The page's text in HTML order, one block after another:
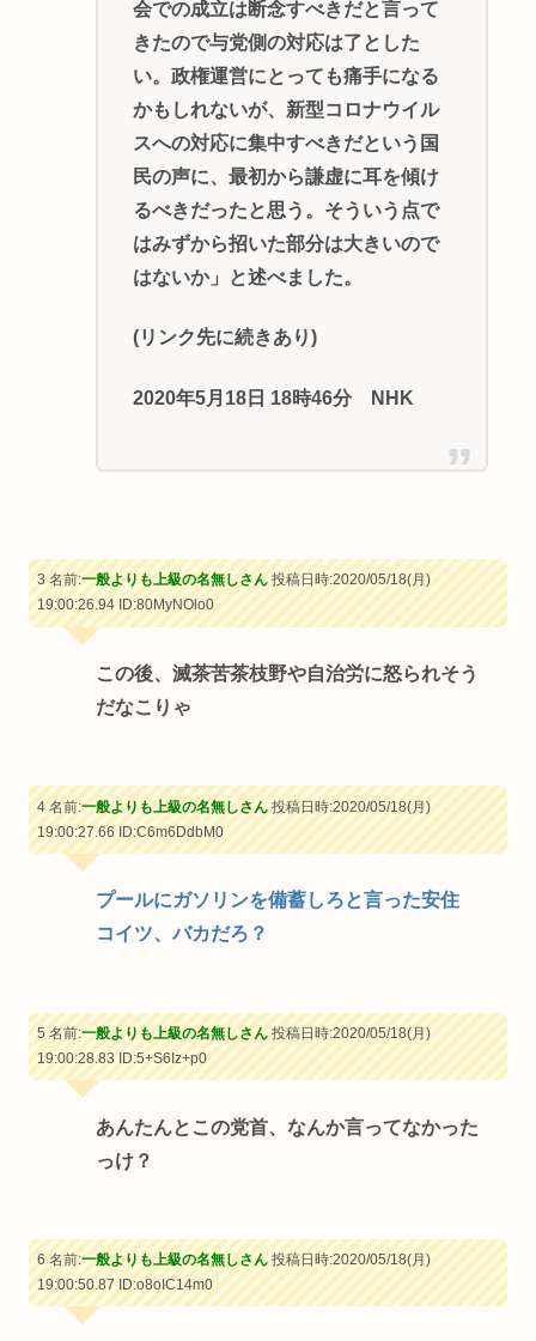
会での成立は断念すべきだと言って
きたので与党側の対応は了とした
い。政権運営にとっても痛手になる
かもしれないが、新型コロナウイル
スへの対応に集中すべきだという国
民の声に、最初から謙虚に耳を傾け
るべきだったと思う。そういう点で
はみずから招いた部分は大きいので
はないか」と述べました。
(リンク先に続きあり)
2020年5月18日 18時46分 NHK
3 名前:一般よりも上級の名無しさん投稿日時:2020/05/18(月)
19:00:26.94ID:80MyNOlo0
この後、滅茶苦茶枝野や自治労に怒られそう
だなこりゃ
4 名前:一般よりも上級の名無しさん投稿日時:2020/05/18(月)
19:00:27.66ID:C6m6DdbM0
プールにガソリンを備蓄しろと言った安住
コイツ、バカだろ？
5 名前:一般よりも上級の名無しさん投稿日時:2020/05/18(月)
19:00:28.83ID:5+S6Iz+p0
あんたんとこの党首、なんか言ってなかった
っけ？
6 名前:一般よりも上級の名無しさん投稿日時:2020/05/18(月)
19:00:50.87ID:o8oIC14m0